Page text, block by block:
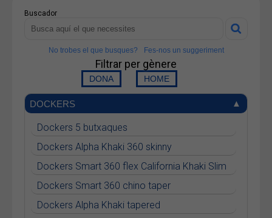
Buscador
No trobes el que busques? Fes-nos un suggeriment
Filtrar per gènere
DOCKERS
Dockers 5 butxaques
Dockers Alpha Khaki 360 skinny
Dockers Smart 360 flex California Khaki Slim
Dockers Smart 360 chino taper
Dockers Alpha Khaki tapered